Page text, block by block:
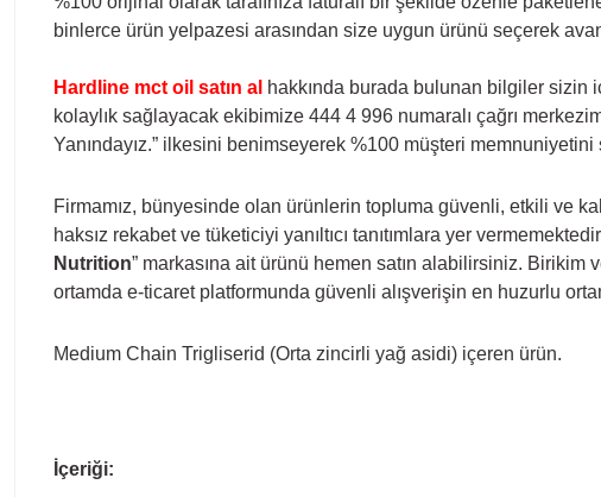
binlerce ürün yelpazesi arasından size uygun ürünü seçerek
Hardline mct oil satın al hakkında burada bulunan bilgiler sizin
kolaylık sağlayacak ekibimize 444 4 996 numaralı çağrı
Yanındayız.” ilkesini benimseyerek %100 müşteri memnuniyetini
Firmamız, bünyesinde olan ürünlerin topluma güvenli, etkili ve
haksız rekabet ve tüketiciyi yanıltıcı tanıtımlara yer
Nutrition” markasına ait ürünü hemen satın alabilirsiniz. Birikim
ortamda e-ticaret platformunda güvenli alışverişin en huzurlu
Medium Chain Trigliserid (Orta zincirli yağ asidi) içeren ürün.
İçeriği: